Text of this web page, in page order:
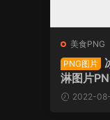
美食PNG
PNG图片
淋图片
2022-